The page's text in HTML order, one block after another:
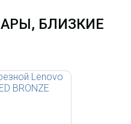
BRONZE
экран,
БЛИЗКИЕ